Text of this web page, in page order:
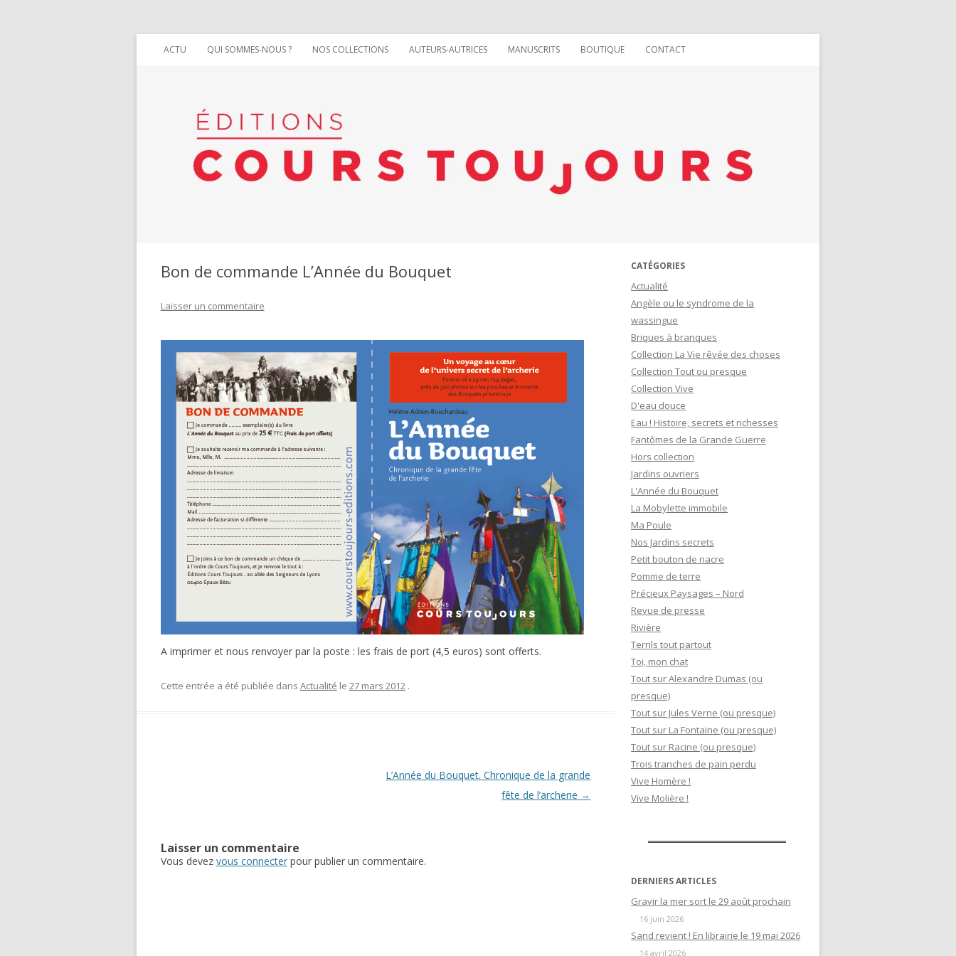
Aller au contenu
ACTU QUI SOMMES-NOUS ? NOS COLLECTIONS
COLLECTION TOUT SUR (OU
PRESQUE)
COLLECTION VIVE !
AUTEURS-AUTRICES MANUSCRITS BOUTIQUE CONTACT
Bon de commande L’Année du Bouquet
Laisser un commentaire
A imprimer et nous renvoyer par la poste : les frais de port (4,5 euros) sont offerts.
Cette entrée a été publiée dans Actualité le 27 mars 2012 .
L’Année du Bouquet. Chronique de la grande
fête de l’archerie →
Laisser un commentaire
Vous devez vous connecterpour publier un commentaire.
CATÉGORIES
Actualité
Angèle ou le syndrome de la
wassingue
Briques à branques
Collection La Vie rêvée des choses
Collection Tout ou presque
Collection Vive
D'eau douce
Eau ! Histoire, secrets et richesses
Fantômes de la Grande Guerre
Hors collection
Jardins ouvriers
L'Année du Bouquet
La Mobylette immobile
Ma Poule
Nos Jardins secrets
Petit bouton de nacre
Pomme de terre
Précieux Paysages – Nord
Revue de presse
Rivière
Terrils tout partout
Toi, mon chat
Tout sur Alexandre Dumas (ou
presque)
Tout sur Jules Verne (ou presque)
Tout sur La Fontaine (ou presque)
Tout sur Racine (ou presque)
Trois tranches de pain perdu
Vive Homère !
Vive Molière !
DERNIERS ARTICLES
Gravir la mer sort le 29 août prochain
16 juin 2026
Sand revient ! En librairie le 19 mai 2026
14 avril 2026